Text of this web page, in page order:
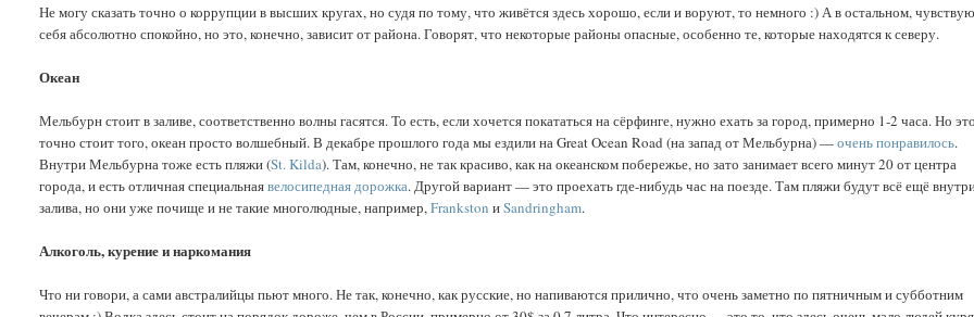
Не могу сказать точно о коррупции в высших кругах, но судя по тому, что живётся здесь хорошо, если и воруют, то немного :) А в остальном, чувствую
себя абсолютно спокойно, но это, конечно, зависит от района. Говорят, что некоторые районы опасные, особенно те, которые находятся к северу.
Океан
Мельбурн стоит в заливе, соответственно волны гасятся. То есть, если хочется покататься на сёрфинге, нужно ехать за город, примерно 1-2 часа. Но это
точно стоит того, океан просто волшебный. В декабре прошлого года мы ездили на Great Ocean Road (на запад от Мельбурна) —очень понравилось.
Внутри Мельбурна тоже есть пляжи (St. Kilda). Там, конечно, не так красиво, как на океанском побережье, но зато занимает всего минут 20 от центра
города, и есть отличная специальнаявелосипедная дорожка. Другой вариант — это проехать где-нибудь час на поезде. Там пляжи будут всё ещё
залива, но они уже почище и не такие многолюдные, например,Frankston иSandringham.
Алкоголь, курение и наркомания
Что ни говори, а сами австралийцы пьют много. Не так, конечно, как русские, но напиваются прилично, что очень заметно по пятничным и субботним